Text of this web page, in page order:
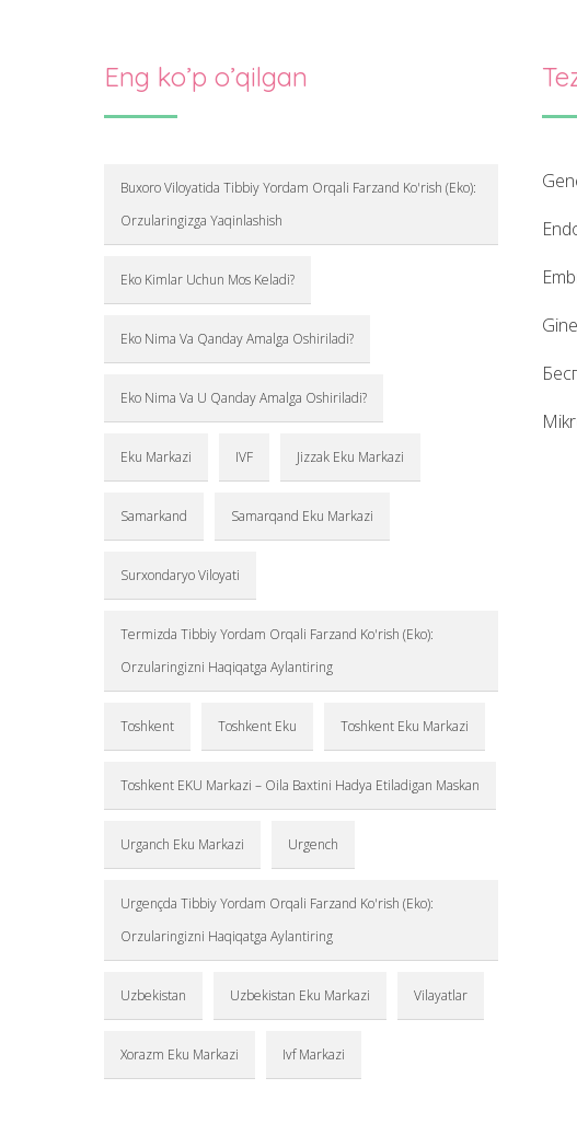
Eng ko’p o’qilgan
Buxoro Viloyatida Tibbiy Yordam Orqali Farzand Ko'rish (Eko):
Orzularingizga Yaqinlashish
Eko Kimlar Uchun Mos Keladi?
Eko Nima Va Qanday Amalga Oshiriladi?
Eko Nima Va U Qanday Amalga Oshiriladi?
Eku Markazi IVF Jizzak Eku Markazi
Samarkand Samarqand Eku Markazi
Surxondaryo Viloyati
Termizda Tibbiy Yordam Orqali Farzand Ko'rish (Eko):
Orzularingizni Haqiqatga Aylantiring
Toshkent Toshkent Eku Toshkent Eku Markazi
Toshkent EKU Markazi – Oila Baxtini Hadya Etiladigan Maskan
Urganch Eku Markazi Urgench
Urgençda Tibbiy Yordam Orqali Farzand Ko'rish (Eko):
Orzularingizni Haqiqatga Aylantiring
Uzbekistan Uzbekistan Eku Markazi Vilayatlar
Xorazm Eku Markazi Ivf Markazi